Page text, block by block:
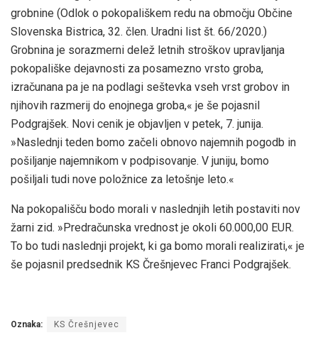
grobnine (Odlok o pokopališkem redu na območju Občine
Slovenska Bistrica, 32. člen. Uradni list št. 66/2020.)
Grobnina je sorazmerni delež letnih stroškov upravljanja
pokopališke dejavnosti za posamezno vrsto groba,
izračunana pa je na podlagi seštevka vseh vrst grobov in
njihovih razmerij do enojnega groba,« je še pojasnil
Podgrajšek. Novi cenik je objavljen v petek, 7. junija.
»Naslednji teden bomo začeli obnovo najemnih pogodb in
pošiljanje najemnikom v podpisovanje. V juniju, bomo
pošiljali tudi nove položnice za letošnje leto.«
Na pokopališču bodo morali v naslednjih letih postaviti nov
žarni zid. »Predračunska vrednost je okoli 60.000,00 EUR.
To bo tudi naslednji projekt, ki ga bomo morali realizirati,« je
še pojasnil predsednik KS Črešnjevec Franci Podgrajšek.
Oznaka: KS Črešnjevec